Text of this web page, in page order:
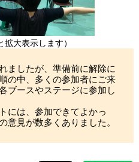
拡大表示します）
ましたが、準備前に解除に
の中、多くの参加者にご来
ブースやステージに参加し
には、参加できてよかっ
意見が数多くありました。